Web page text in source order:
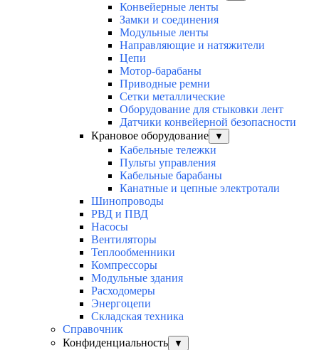
Конвейерные ленты
Замки и соединения
Модульные ленты
Направляющие и натяжители
Цепи
Мотор-барабаны
Приводные ремни
Сетки металлические
Оборудование для стыковки лент
Датчики конвейерной безопасности
Крановое оборудование
▼
Кабельные тележки
Пульты управления
Кабельные барабаны
Канатные и цепные электротали
Шинопроводы
РВД и ПВД
Насосы
Вентиляторы
Теплообменники
Компрессоры
Модульные здания
Расходомеры
Энергоцепи
Складская техника
Справочник
Конфиденциальность
▼